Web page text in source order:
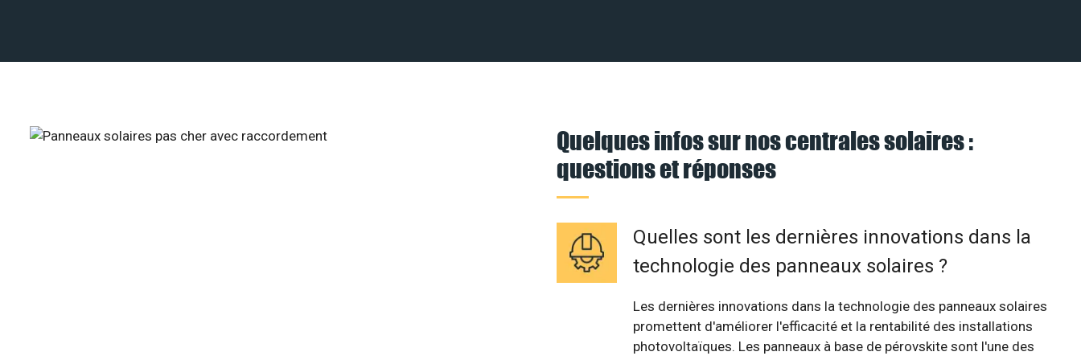
Quelques infos sur nos centrales solaires :
questions et réponses
Quelles sont les dernières innovations dans la
technologie des panneaux solaires ?
Les dernières innovations dans la technologie des panneaux solaires
promettent d'améliorer l'efficacité et la rentabilité des installations
photovoltaïques. Les panneaux à base de pérovskite sont l'une des